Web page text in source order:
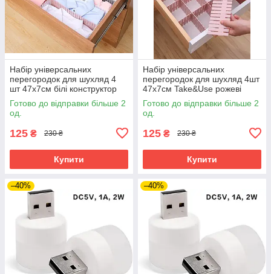
Набір універсальних
перегородок для шухляд 4
шт 47х7см білі конструктор
органайзер
Готово до відправки більше 2
од.
125 ₴ 230 ₴
Купити
Набір універсальних
перегородок для шухляд 4шт
47х7см Take&Use рожеві
конструктор органайзер
Готово до відправки більше 2
од.
125 ₴ 230 ₴
Купити
–40% –40%